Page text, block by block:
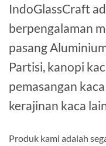
IndoGlassCraft
berpengalaman
pasang
Partisi, kanopi
pemasangan
kerajinan kaca
Produk kami adalah